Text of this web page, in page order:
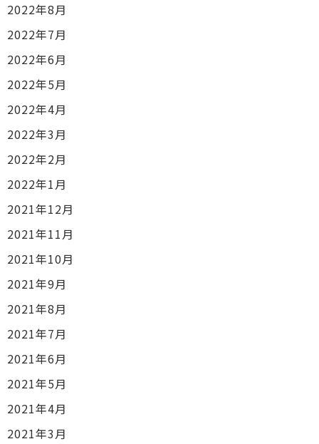
2022年8月
2022年7月
2022年6月
2022年5月
2022年4月
2022年3月
2022年2月
2022年1月
2021年12月
2021年11月
2021年10月
2021年9月
2021年8月
2021年7月
2021年6月
2021年5月
2021年4月
2021年3月